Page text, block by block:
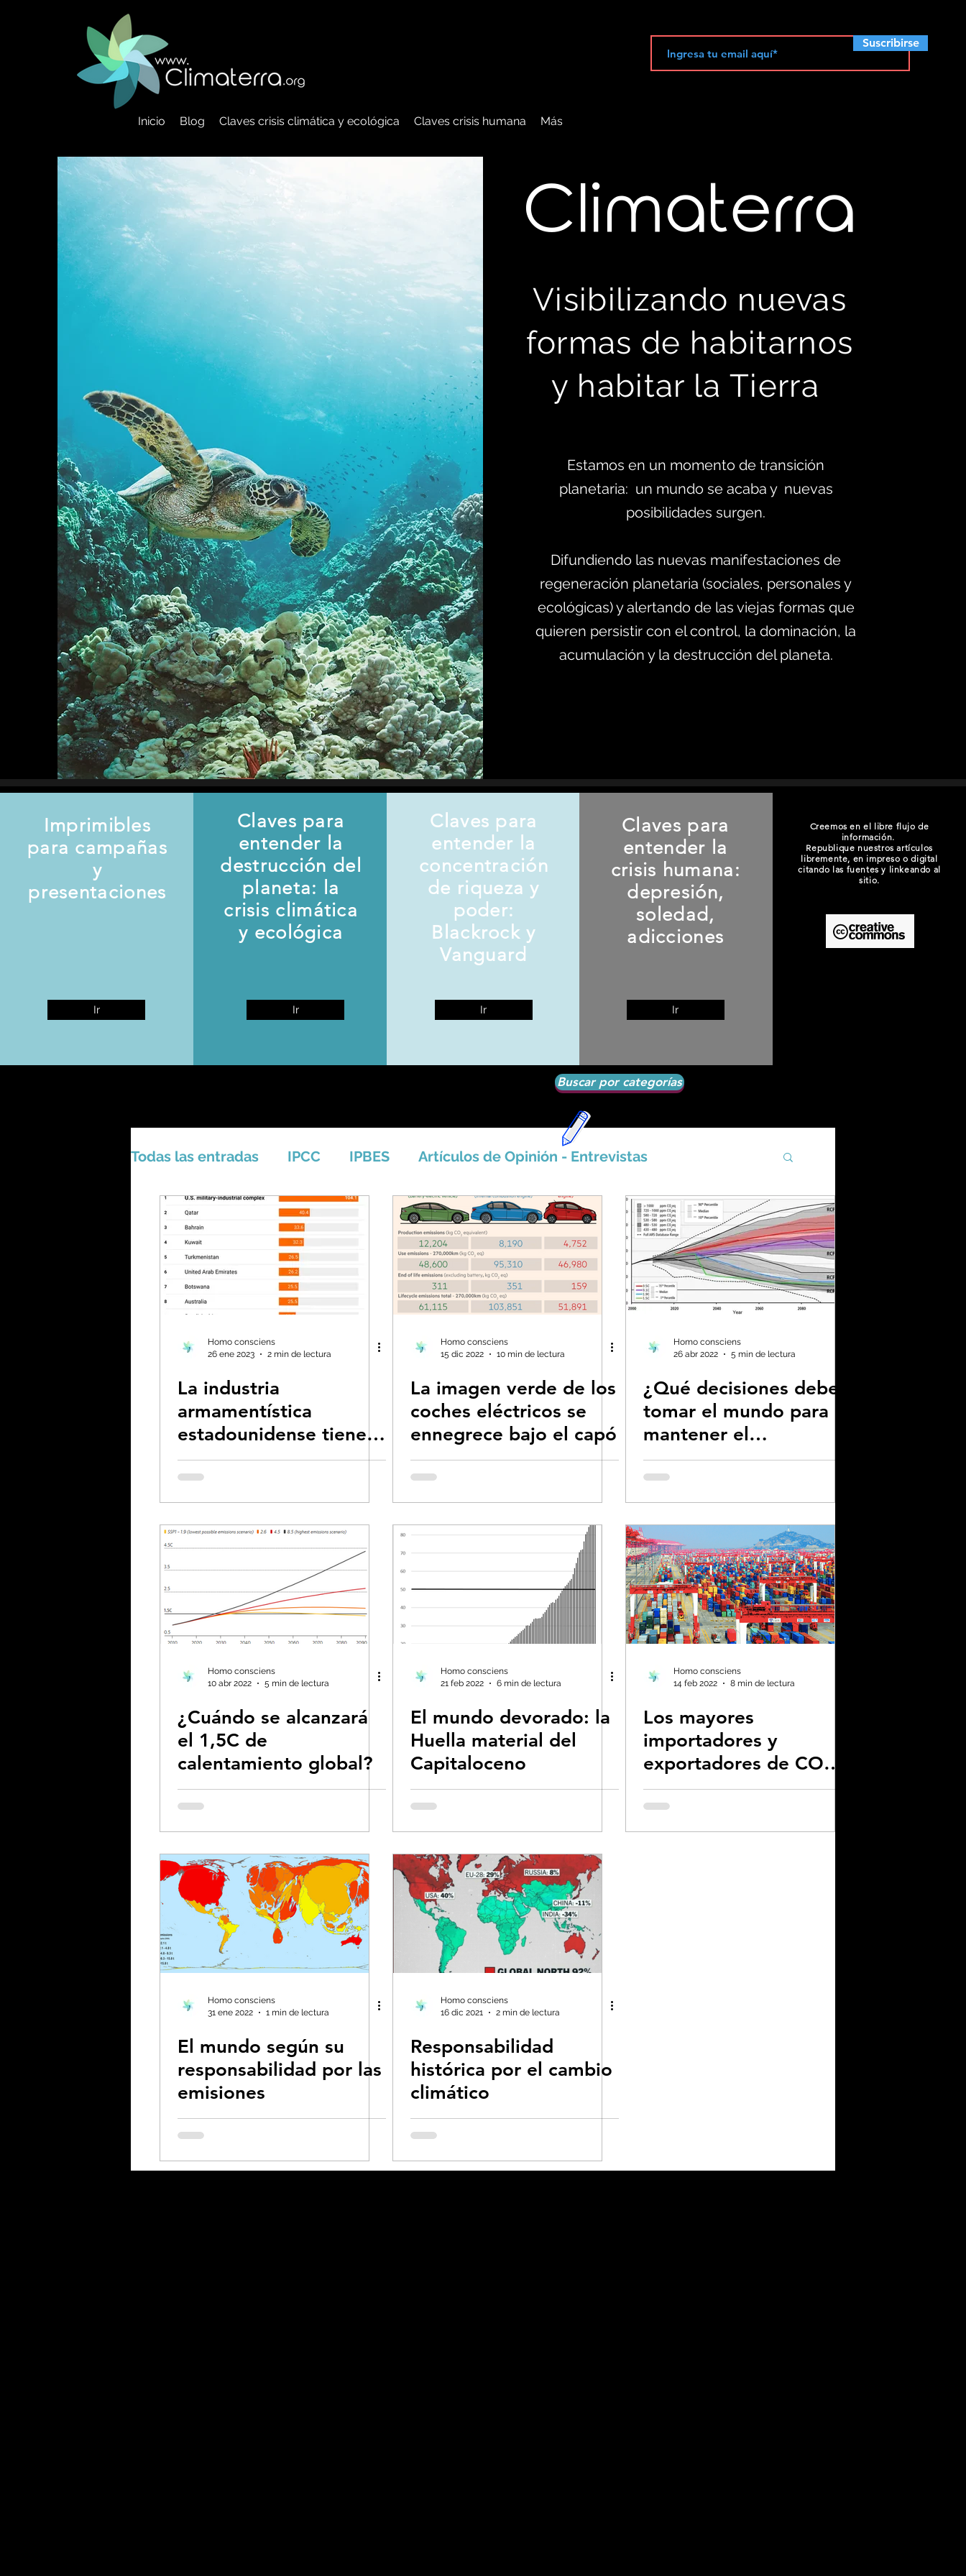
Suscribirse
Inicio Blog Claves crisis climática y ecológica Claves crisis humana Más
Climaterra
Visibilizando nuevas
formas de habitarnos
y habitar la Tierra
Estamos en un momento de transición
planetaria: un mundo se acaba y nuevas
posibilidades surgen.
Difundiendo las nuevas manifestaciones de
regeneración planetaria (sociales, personales y
ecológicas) y alertando de las viejas formas que
quieren persistir con el control, la dominación, la
acumulación y la destrucción del planeta.
Imprimibles
para campañas
y
presentaciones
Ir
Claves para
entender la
destrucción del
planeta: la
crisis climática
y ecológica
Ir
Claves para
entender la
concentración
de riqueza y
poder:
Blackrock y
Vanguard
Ir
Claves para
entender la
crisis humana:
depresión,
soledad,
adicciones
Ir
Creemos en el libre flujo de
información.
Republique nuestros artículos
libremente, en impreso o digital
citando las fuentes y linkeando al
sitio.
Buscar por categorías
Todas las entradas IPCC IPBES Artículos de Opinión - Entrevistas
Activismo - Greta - Científicos Seguridad Alimentaria-Agua-Dieta Agroecología
Amazonas - Selvas tropicales - Bosq Artico - Antártida - Glaciares
Calentamiento global - CO2 Capitalismo -Neoliberalismo Carbono neutralidad
Combustibles fósiles Consumismo Contaminadores: petróleo, plástico
Coronavirus Crisis global-Colapso -Covid Decrecimiento/Economía
Desforestación - Uso de la Tierra Ecoansiedad - Psicología
Espiritualidad Energías renovables Eventos extremos e impactos
Filosofía - Sociología Geoingeniería George Monbiot en español
Huella de carbono
Homo consciens
26 ene 2023
2 min de lectura
La industria
armamentística
estadounidense tiene
las emisiones per
cápita más altas del
mundo
Homo consciens
15 dic 2022
10 min de lectura
La imagen verde de los
coches eléctricos se
ennegrece bajo el capó
Homo consciens
26 abr 2022
5 min de lectura
¿Qué decisiones debe
tomar el mundo para
mantener el
calentamiento global
por debajo de los 2º?
Homo consciens
10 abr 2022
5 min de lectura
¿Cuándo se alcanzará
el 1,5C de
calentamiento global?
Homo consciens
21 feb 2022
6 min de lectura
El mundo devorado: la
Huella material del
Capitaloceno
Homo consciens
14 feb 2022
8 min de lectura
Los mayores
importadores y
exportadores de CO2
del mundo
Homo consciens
31 ene 2022
1 min de lectura
El mundo según su
responsabilidad por las
emisiones
Homo consciens
16 dic 2021
2 min de lectura
Responsabilidad
histórica por el cambio
climático